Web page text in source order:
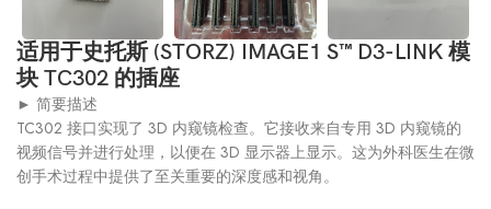
适用于史托斯 (STORZ) IMAGE1 S™ D3-LINK 模
块 TC302 的插座
► 简要描述
TC302 接口实现了 3D 内窥镜检查。它接收来自专用 3D 内窥镜的
视频信号并进行处理，以便在 3D 显示器上显示。这为外科医生在微
创手术过程中提供了至关重要的深度感和视角。